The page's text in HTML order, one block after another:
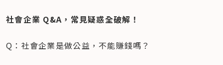
社會企業 Q&A，常見疑惑全破解！
Q：社會企業是做公益，不能賺錢嗎？